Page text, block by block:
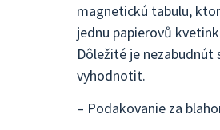
magnetickú tabulu,
jednu papierovů
Dôležité je
vyhodnotit.
– Podakovanie za